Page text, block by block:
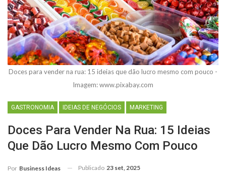
Doces para vender na rua: 15 ideias que dão lucro mesmo com pouco -
Imagem: www.pixabay.com
GASTRONOMIA IDEIAS DE NEGÓCIOS MARKETING
Doces Para Vender Na Rua: 15 Ideias
Que Dão Lucro Mesmo Com Pouco
Por Business Ideas Publicado 23 set, 2025